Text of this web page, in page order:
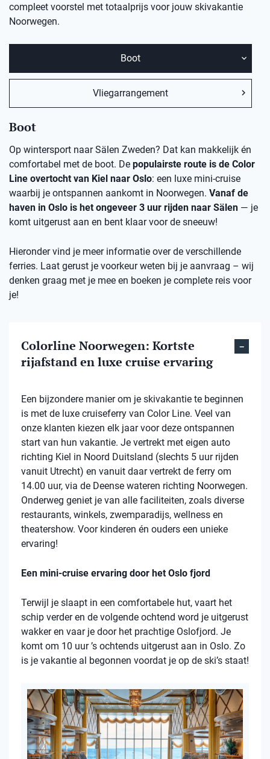
compleet voorstel met totaalprijs voor jouw skivakantie
Noorwegen.
Boot
Vliegarrangement
Boot
Op wintersport naar Sälen Zweden? Dat kan makkelijk én
comfortabel met de boot. De populairste route is de Color
Line overtocht van Kiel naar Oslo: een luxe mini-cruise
waarbij je ontspannen aankomt in Noorwegen. Vanaf de
haven in Oslo is het ongeveer 3 uur rijden naar Sälen — je
komt uitgerust aan en bent klaar voor de sneeuw!
Hieronder vind je meer informatie over de verschillende
ferries. Laat gerust je voorkeur weten bij je aanvraag – wij
denken graag met je mee en boeken je complete reis voor
je!
Colorline Noorwegen: Kortste
rijafstand en luxe cruise ervaring
Een bijzondere manier om je skivakantie te beginnen
is met de luxe cruiseferry van Color Line. Veel van
onze klanten kiezen elk jaar voor deze ontspannen
start van hun vakantie. Je vertrekt met eigen auto
richting Kiel in Noord Duitsland (slechts 5 uur rijden
vanuit Utrecht) en vanuit daar vertrekt de ferry om
14.00 uur, via de Deense wateren richting Noorwegen.
Onderweg geniet je van alle faciliteiten, zoals diverse
restaurants, winkels, zwemparadijs, wellness en
theatershow. Voor kinderen én ouders een unieke
ervaring!
Een mini-cruise ervaring door het Oslo fjord
Terwijl je slaapt in een comfortabele hut, vaart het
schip verder en de volgende ochtend word je uitgerust
wakker en vaar je door het prachtige Oslofjord. Je
komt om 10 uur ’s ochtends uitgerust aan in Oslo. Zo
is je vakantie al begonnen voordat je op de ski’s staat!